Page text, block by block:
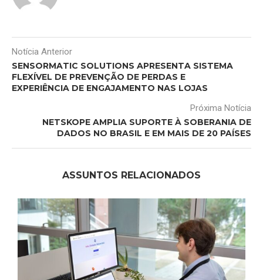
Notícia Anterior
SENSORMATIC SOLUTIONS APRESENTA SISTEMA
FLEXÍVEL DE PREVENÇÃO DE PERDAS E
EXPERIÊNCIA DE ENGAJAMENTO NAS LOJAS
Próxima Notícia
NETSKOPE AMPLIA SUPORTE À SOBERANIA DE
DADOS NO BRASIL E EM MAIS DE 20 PAÍSES
ASSUNTOS RELACIONADOS